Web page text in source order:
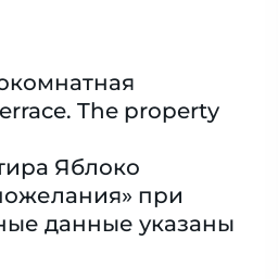
The property
Яблоко
при
данные указаны